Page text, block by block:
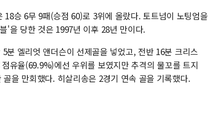
승 6무 9패(승점 60)로 3위에 올랐다. 토트넘이 노팅엄을
'을 당한 것은 1997년 이후 28년 만이다.
분 엘리엇 앤더슨이 선제골을 넣었고, 전반 16분 크리스
유율(69.9%)에선 우위를 보였지만 추격의 물꼬를 트지
을 만회했다. 히살리송은 2경기 연속 골을 기록했다.